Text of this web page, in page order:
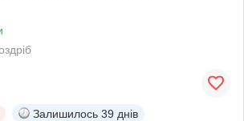
Залишилось 39 днів